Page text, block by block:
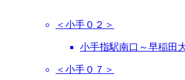
＜小手０２＞
小手指駅南口～早稲田
＜小手０７＞